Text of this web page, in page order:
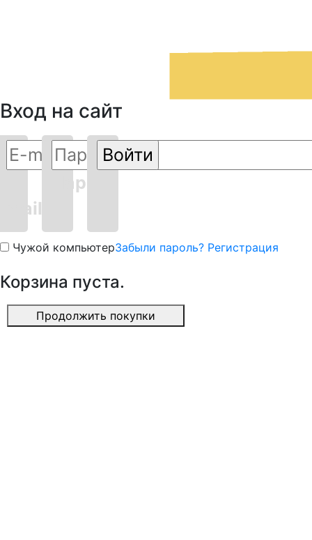
Вход на сайт
mail
Пароль
Чужой компьютерЗабыли пароль? Регистрация
Корзина пуста.
Продолжить покупки